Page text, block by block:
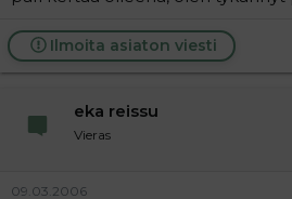
Ilmoita asiaton viesti
eka reissu
Vieras
09.03.2006